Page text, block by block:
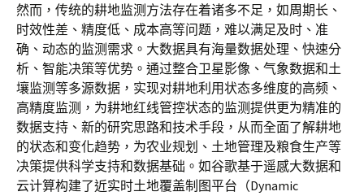
然而，传统的耕地监测方法存在着诸多不足，如周期长、
时效性差、精度低、成本高等问题，难以满足及时、准
确、动态的监测需求。大数据具有海量数据处理、快速分
析、智能决策等优势。通过整合卫星影像、气象数据和土
壤监测等多源数据，实现对耕地利用状态多维度的高频、
高精度监测，为耕地红线管控状态的监测提供更为精准的
数据支持、新的研究思路和技术手段，从而全面了解耕地
的状态和变化趋势，为农业规划、土地管理及粮食生产等
决策提供科学支持和数据基础。如谷歌基于遥感大数据和
云计算构建了近实时土地覆盖制图平台（Dynamic